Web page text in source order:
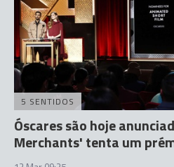
5 SENTIDOS
Óscares são hoje
Merchants' tenta um